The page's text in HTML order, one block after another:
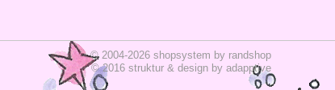
© 2004-2026 shopsystem by randshop
© 2016 struktur & design by adapptive